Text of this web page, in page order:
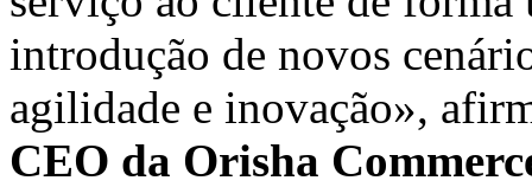
introdução de novos
agilidade e inovação»,
CEO da Orisha